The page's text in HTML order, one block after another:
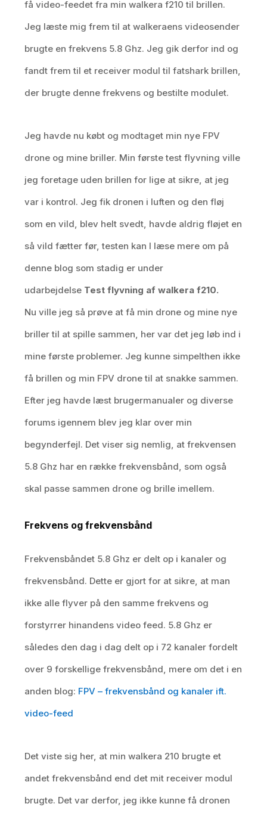
få video-feedet fra min walkera f210 til brillen.
Jeg læste mig frem til at walkeraens videosender
brugte en frekvens 5.8 Ghz. Jeg gik derfor ind og
fandt frem til et receiver modul til fatshark brillen,
der brugte denne frekvens og bestilte modulet.
Jeg havde nu købt og modtaget min nye FPV
drone og mine briller. Min første test flyvning ville
jeg foretage uden brillen for lige at sikre, at jeg
var i kontrol. Jeg fik dronen i luften og den fløj
som en vild, blev helt svedt, havde aldrig fløjet en
så vild fætter før, testen kan I læse mere om på
denne blog som stadig er under
udarbejdelse Test flyvning af walkera f210.
Nu ville jeg så prøve at få min drone og mine nye
briller til at spille sammen, her var det jeg løb ind i
mine første problemer. Jeg kunne simpelthen ikke
få brillen og min FPV drone til at snakke sammen.
Efter jeg havde læst brugermanualer og diverse
forums igennem blev jeg klar over min
begynderfejl. Det viser sig nemlig, at frekvensen
5.8 Ghz har en række frekvensbånd, som også
skal passe sammen drone og brille imellem.
Frekvens og frekvensbånd
Frekvensbåndet 5.8 Ghz er delt op i kanaler og
frekvensbånd. Dette er gjort for at sikre, at man
ikke alle flyver på den samme frekvens og
forstyrrer hinandens video feed. 5.8 Ghz er
således den dag i dag delt op i 72 kanaler fordelt
over 9 forskellige frekvensbånd, mere om det i en
anden blog: FPV – frekvensbånd og kanaler ift.
video-feed
Det viste sig her, at min walkera 210 brugte et
andet frekvensbånd end det mit receiver modul
brugte. Det var derfor, jeg ikke kunne få dronen